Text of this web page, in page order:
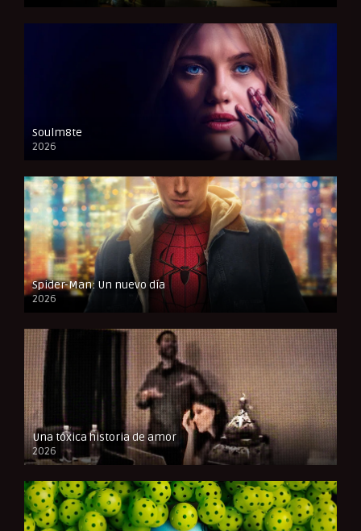
Soulm8te
2026
FULL HD
Spider-Man: Un nuevo día
2026
CAM
Una tóxica historia de amor
2026
FULL HD